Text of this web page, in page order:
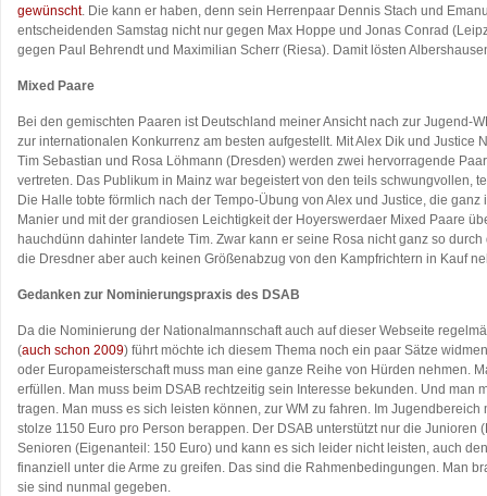
gewünscht. Die kann er haben, denn sein Herrenpaar Dennis Stach und
entscheidenden Samstag nicht nur gegen Max Hoppe und Jonas Conrad
gegen Paul Behrendt und Maximilian Scherr (Riesa). Damit lösten
Mixed Paare
Bei den gemischten Paaren ist Deutschland meiner Ansicht nach zur Jugend-
zur internationalen Konkurrenz am besten aufgestellt. Mit Alex Dik und Justice
Tim Sebastian und Rosa Löhmann (Dresden) werden zwei hervorragende
vertreten. Das Publikum in Mainz war begeistert von den teils schwungvollen,
Die Halle tobte förmlich nach der Tempo-Übung von Alex und Justice, die
Manier und mit der grandiosen Leichtigkeit der Hoyerswerdaer Mixed Paare
hauchdünn dahinter landete Tim. Zwar kann er seine Rosa nicht ganz so
die Dresdner aber auch keinen Größenabzug von den Kampfrichtern in Kauf
Gedanken zur Nominierungspraxis des DSAB
Da die Nominierung der Nationalmannschaft auch auf dieser Webseite
(auch schon 2009) führt möchte ich diesem Thema noch ein paar Sätze
oder Europameisterschaft muss man eine ganze Reihe von Hürden nehmen.
erfüllen. Man muss beim DSAB rechtzeitig sein Interesse bekunden. Und man
tragen. Man muss es sich leisten können, zur WM zu fahren. Im Jugendbereich
stolze 1150 Euro pro Person berappen. Der DSAB unterstützt nur die Junioren
Senioren (Eigenanteil: 150 Euro) und kann es sich leider nicht leisten, auch
finanziell unter die Arme zu greifen. Das sind die Rahmenbedingungen. Man
sie sind nunmal gegeben.